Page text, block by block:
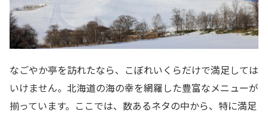
なごやか亭を訪れたなら、こぼれいくらだけで満足しては
いけません。北海道の海の幸を網羅した豊富なメニューが
揃っています。ここでは、数あるネタの中から、特に満足